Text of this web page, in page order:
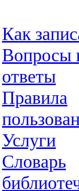
Как
Вопросы
ответы
Правила
Услуги
Словарь